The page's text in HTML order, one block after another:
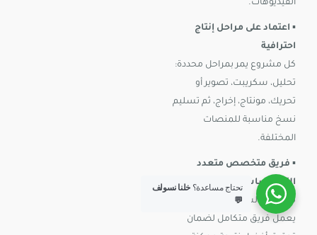
الفيديوهات.
▪️ اعتماد على مراحل إنتاج
احترافية
كل مشروع يمر بمراحل محددة:
تحليل، سكريبت، تصوير أو
تحريك، مونتاج، إخراج، ثم تسليم
نسخ مناسبة للمنصات
المختلفة.
▪️ فريق متخصص متعدد
التخصصات
من كتابة السكريبت إلى الإخراج،
يعمل فريق متكامل لضمان
تحتاج مساعدة؟ خلنا نسولف
💬